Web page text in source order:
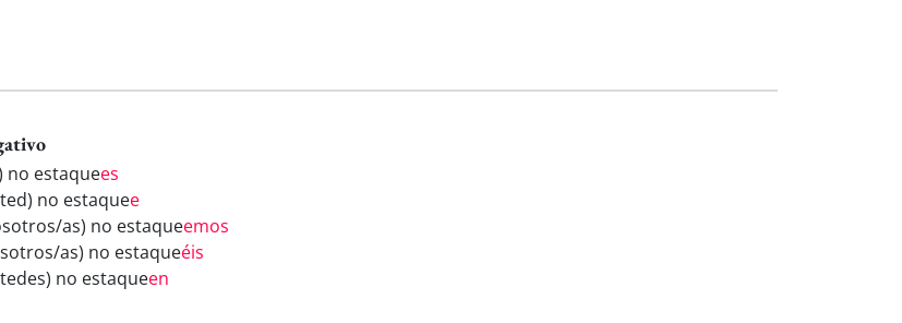
no estaquees
no estaquee
as) no estaqueemos
as) no estaqueéis
no estaqueen